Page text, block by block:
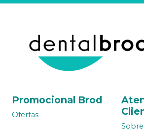
Promocional Brod
Ofertas